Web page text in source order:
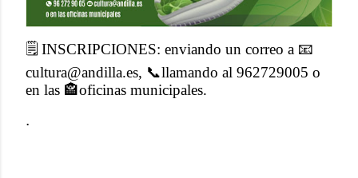
🗒 ️ INSCRIPCIONES: enviando un correo a 📧
cultura@andilla.es, 📞llamando al 962729005 o
en las 🏤oficinas municipales.
.